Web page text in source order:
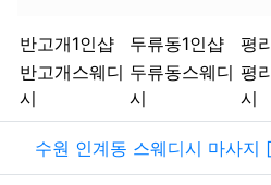
반고개1인샵 두류동1인샵 평
반고개스웨디
시
두류동스웨디
시
평
시
키워드
관련자료
수원 인계동 스웨디시 마사지